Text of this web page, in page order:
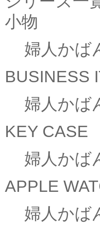
小物
婦人かば
BUSINESS
婦人かば
KEY CASE
婦人かば
APPLE
婦人かば